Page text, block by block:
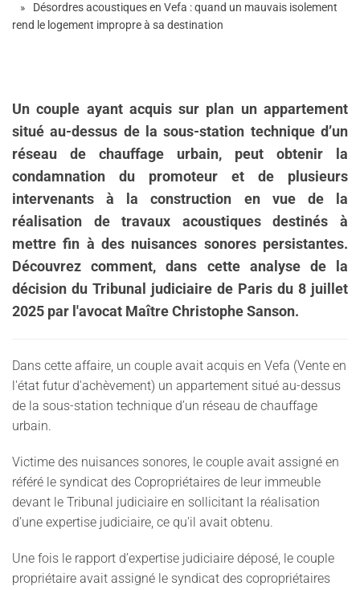
Désordres acoustiques en Vefa : quand un mauvais isolement
rend le logement impropre à sa destination
Un couple ayant acquis sur plan un appartement
situé au-dessus de la sous-station technique d’un
réseau de chauffage urbain, peut obtenir la
condamnation du promoteur et de plusieurs
intervenants à la construction en vue de la
réalisation de travaux acoustiques destinés à
mettre fin à des nuisances sonores persistantes.
Découvrez comment, dans cette analyse de la
décision du Tribunal judiciaire de Paris du 8 juillet
2025 par l'avocat Maître Christophe Sanson.
Dans cette affaire, un couple avait acquis en Vefa (Vente en
l'état futur d'achèvement) un appartement situé au-dessus
de la sous-station technique d’un réseau de chauffage
urbain.
Victime des nuisances sonores, le couple avait assigné en
référé le syndicat des Copropriétaires de leur immeuble
devant le Tribunal judiciaire en sollicitant la réalisation
d’une expertise judiciaire, ce qu'il avait obtenu.
Une fois le rapport d’expertise judiciaire déposé, le couple
propriétaire avait assigné le syndicat des copropriétaires